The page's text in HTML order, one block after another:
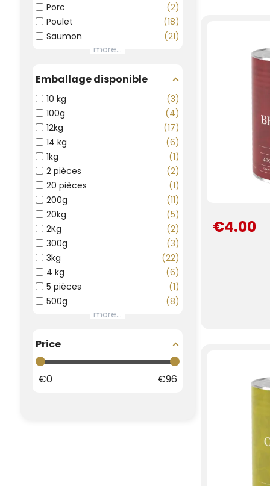
Porc
2
Poulet
18
Saumon
21
more...
Emballage disponible
10 kg
3
100g
4
12kg
17
14 kg
6
1kg
1
2 pièces
2
20 pièces
1
200g
11
20kg
5
2Kg
2
300g
3
3kg
22
4 kg
6
5 pièces
1
500g
8
more...
Price
€0 €96
€4.00